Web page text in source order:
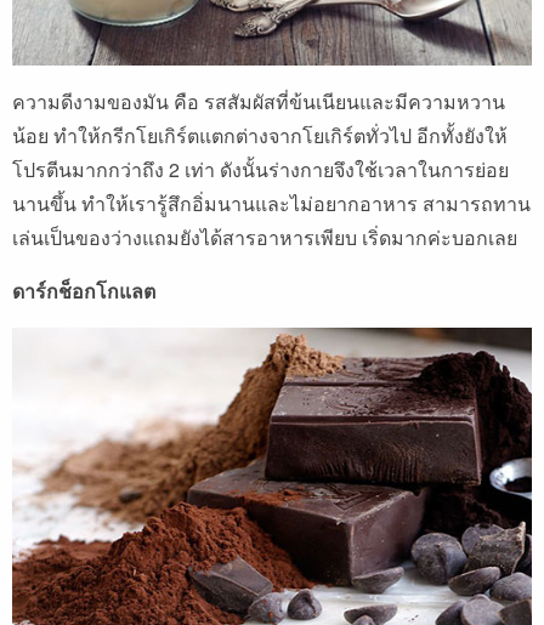
ความดีงามของมัน คือ รสสัมผัสที่ข้นเนียนและมีความหวาน
น้อย ทำให้กรีกโยเกิร์ตแตกต่างจากโยเกิร์ตทั่วไป อีกทั้งยังให้
โปรตีนมากกว่าถึง 2 เท่า ดังนั้นร่างกายจึงใช้เวลาในการย่อย
นานขึ้น ทำให้เรารู้สึกอิ่มนานและไม่อยากอาหาร สามารถทาน
เล่นเป็นของว่างแถมยังได้สารอาหารเพียบ เริ่ดมากค่ะบอกเลย
ดาร์กช็อกโกแลต